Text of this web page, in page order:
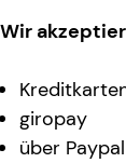
Wir
giropay
über Paypal